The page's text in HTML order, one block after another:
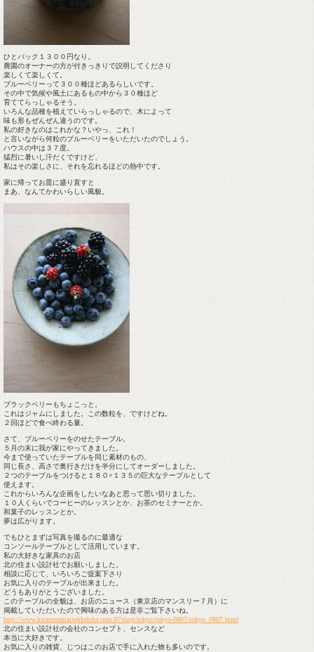
ひとパック１３００円なり。
農園のオーナーの方が付きっきりで説明してくださり
楽しくて楽しくて。
ブルーベリーって３００種ほどあるらしいです。
その中で気候や風土にあるもの中から３０種ほど
育ててらっしゃるそう。
いろんな品種を植えていらっしゃるので、木によって
味も形もぜんぜん違うのです。
私の好きなのはこれかな？いやっ、これ！
と言いながら何粒のブルーベリーをいただいたのでしょう。
ハウスの中は３７度。
猛烈に暑いし汗だくですけど、
私はその楽しさに、それを忘れるほどの熱中です。
家に帰ってお皿に盛り直すと
まあ、なんてかわいらしい風貌。
ブラックベリーもちょこっと。
これはジャムにしました。この数粒を、ですけどね。
２回ほどで食べ終わる量。
さて、ブルーベリーをのせたテーブル。
５月の末に我が家にやってきました。
今まで使っていたテーブルを同じ素材のもの、
同じ長さ、高さで奥行きだけを半分にしてオーダーしました。
２つのテーブルをつけると１８０×１３５の巨大なテーブルとして
使えます。
これからいろんな企画をしたいなあと思って思い切りました。
１０人くらいでコーヒーのレッスンとか、お茶のセミナーとか。
和菓子のレッスンとか。
夢は広がります。
でもひとまずは写真を撮るのに最適な
コンソールテーブルとして活用しています。
私の大好きな家具のお店
北の住まい設計社でお願いしました。
相談に応じて、いろいろご提案下さり
お気に入りのテーブルが出来ました。
どうもありがとうございました。
このテーブルの全貌は、お店のニュース（東京店のマンスリー７月）に
掲載していただいたので興味のある方は是非ご覧下さいね。
http://www.kitanosumaisekkeisha.com/07shop/tokyo/tokyo-0807/tokyo_0807.html
北の住まい設計社の会社のコンセプト、センスなど
本当に大好きです。
お気に入りの雑貨、じつはこのお店で手に入れた物も多いのです。